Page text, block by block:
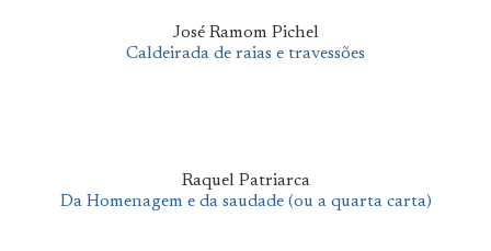
José Ramom Pichel
Caldeirada de raias e travessões
Raquel Patriarca
Da Homenagem e da saudade (ou a quarta carta)